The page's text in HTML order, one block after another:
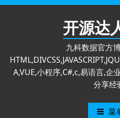
跳
开源达
九科数据官方
A,VUE,小程序,C#,c,易语言,企
分享经
菜